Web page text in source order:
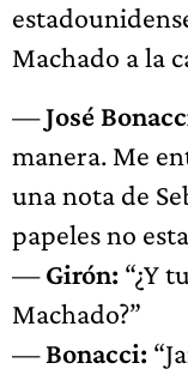
Machado a la
—José
manera. Me
una nota de
papeles no
—Girón: “¿Y
Machado?”
—Bonacci: